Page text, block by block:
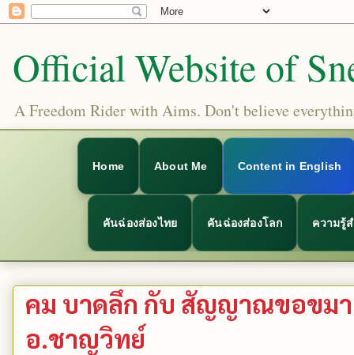
Official Website of
A Freedom Rider with Aims. Don't believe
Home About Me Content in English
คันฉ่องส่องไทย คันฉ่องส่องโลก ความรู้
คม บาดลึก กับ สัญญาณขอขมา
อ.ชาญวิทย์